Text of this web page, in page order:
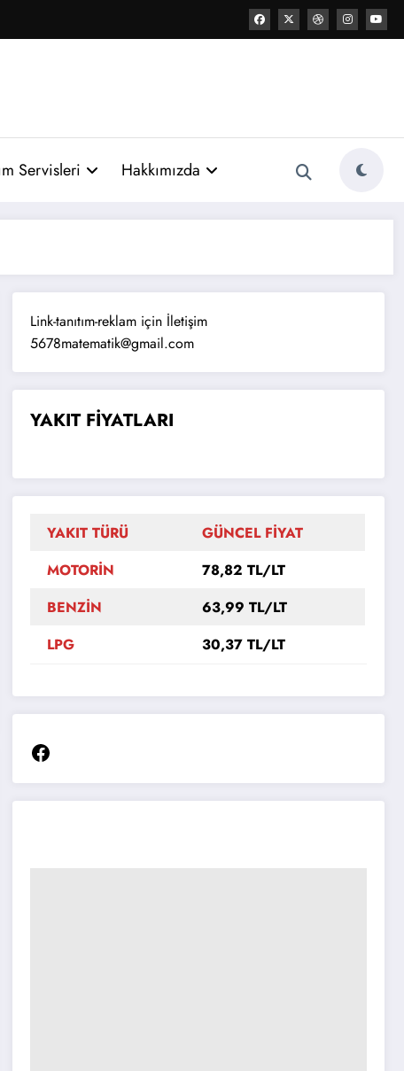
Servisleri Hakkımızda
Link-tanıtım-reklam için İletişim
5678matematik@gmail.com
YAKIT FİYATLARI
YAKIT TÜRÜ
GÜNCEL FİYAT
MOTORİN
78,82 TL/LT
BENZİN
63,99 TL/LT
LPG
30,37 TL/LT
Facebook